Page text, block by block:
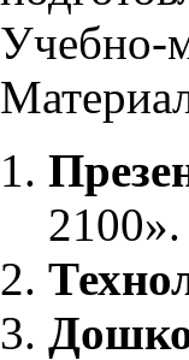
Учебно-
2100».